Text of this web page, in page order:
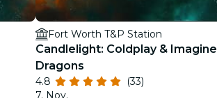
Fort Worth T&P Station
Candlelight: Coldplay & Imagine
Dragons
4.8
(33)
7. Nov.